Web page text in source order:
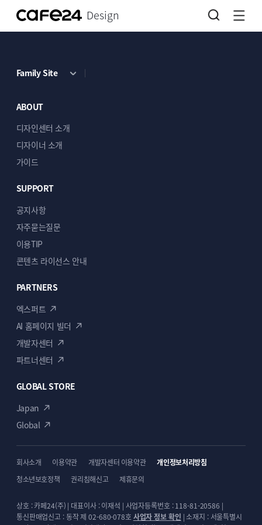
Design
Family Site
ABOUT
디자인센터 소개
디자이너 소개
가이드
SUPPORT
공지사항
자주묻는질문
이용TIP
콘텐츠 라이선스 안내
PARTNERS
엑스퍼트
AI 홈페이지 빌더
개발자센터
파트너센터
GLOBAL STORE
Japan
Global
회사소개 이용약관 개발자센터 이용약관
개인정보처리방침
청소년보호정책
권리침해신고 제휴문의
상호 : 카페24(주) | 대표이사 : 이재석 | 사업자등록번호 : 118-81-20586 |
통신판매업신고 : 동작 제 02-680-078호사업자 정보 확인 | 소재지 : 서울특별시